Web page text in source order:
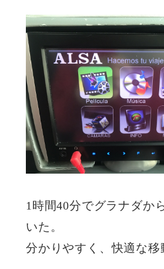
1時間40分でグラナダか
いた。
分かりやすく、快適な移